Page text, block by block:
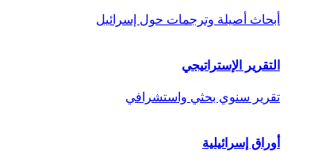
أبحاث أصيلة وترجمات حول إسرائيل
التقرير الإستراتيجي
تقرير سنوي بحثي واستشرافي
أوراق إسرائيلية